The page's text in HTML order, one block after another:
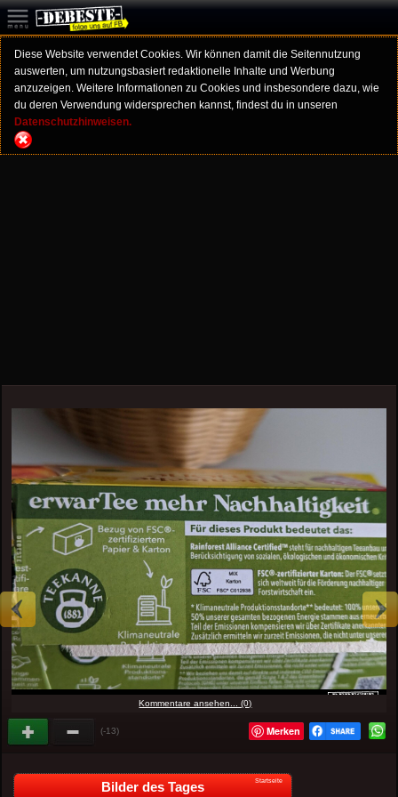
Diese Website verwendet Cookies. Wir können damit die Seitennutzung
auswerten, um nutzungsbasiert redaktionelle Inhalte und Werbung
anzuzeigen. Weitere Informationen zu Cookies und insbesondere dazu, wie
du deren Verwendung widersprechen kannst, findest du in unseren
Datenschutzhinweisen.
Kommentare ansehen... (0)
(-13) Merken
Bilder des Tages Startseite